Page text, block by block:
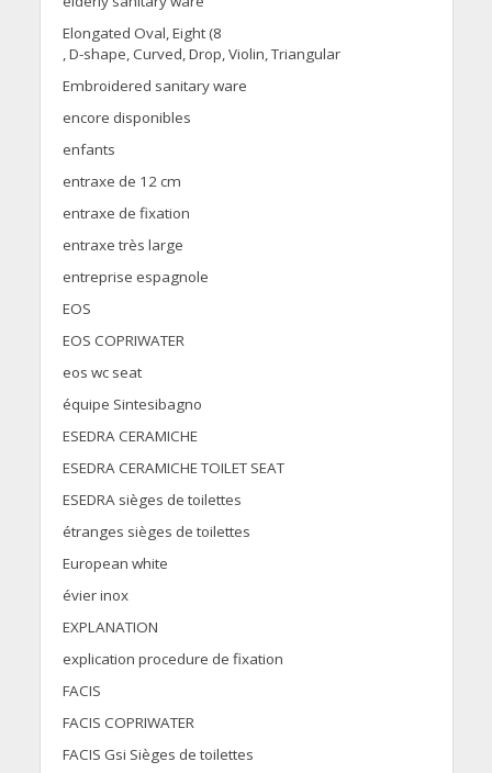
Elongated Oval, Eight (8
, D-shape, Curved, Drop, Violin, Triangular
Embroidered sanitary ware
encore disponibles
enfants
entraxe de 12 cm
entraxe de fixation
entraxe très large
entreprise espagnole
EOS
EOS COPRIWATER
eos wc seat
équipe Sintesibagno
ESEDRA CERAMICHE
ESEDRA CERAMICHE TOILET SEAT
ESEDRA sièges de toilettes
étranges sièges de toilettes
European white
évier inox
EXPLANATION
explication procedure de fixation
FACIS
FACIS COPRIWATER
FACIS Gsi Sièges de toilettes